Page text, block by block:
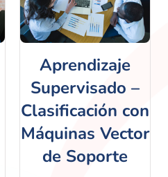
Aprendizaje
Supervisado –
Clasificación con
Máquinas Vector
de Soporte